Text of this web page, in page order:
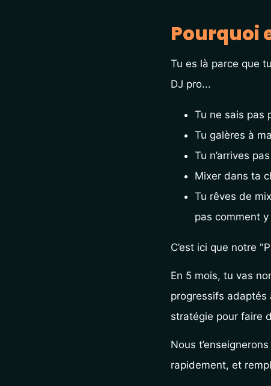
Pourquoi
Tu es là parce que
DJ pro...
Tu ne sais pas
Tu galères à
Tu n’arrives
Mixer dans ta
Tu rêves de
pas comment y
C’est ici que notre
En 5 mois, tu vas
progressifs adaptés
stratégie pour faire
Nous
rapidement, et